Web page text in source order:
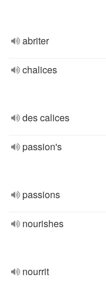
abriter
chalices
des calices
passion's
passions
nourishes
nourrit